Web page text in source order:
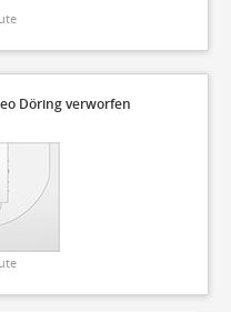
Döring verworfen